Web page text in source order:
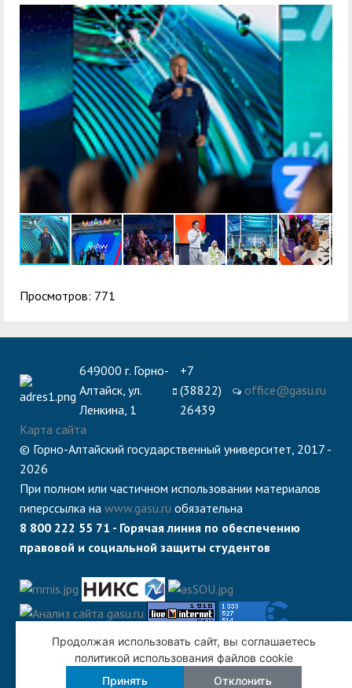
Просмотров: 771
649000 г. Горно-
Алтайск, ул.
Ленкина, 1
+7
(38822)
26439
office@gasu.ru
Карта сайта
© Горно-Алтайский государственный университет, 2017 -
2026
При полном или частичном использовании материалов
гиперссылка на www.gasu.ru обязательна
8 800 222 55 71 - Горячая линия по обеспечению
правовой и социальной защиты студентов
Продолжая использовать сайт, вы соглашаетесь
политикой использования файлов cookie
Принять
Отклонить